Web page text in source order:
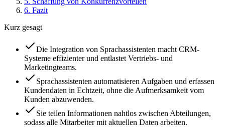
6. Fazit
Kurz gesagt
Die Integration von Sprachassistenten macht CRM-
Systeme effizienter und entlastet Vertriebs- und
Marketingteams.
Sprachassistenten automatisieren Aufgaben und erfassen
Kundendaten in Echtzeit, ohne die Aufmerksamkeit vom
Kunden abzuwenden.
Sie teilen Informationen nahtlos zwischen Abteilungen,
sodass alle Mitarbeiter mit aktuellen Daten arbeiten.